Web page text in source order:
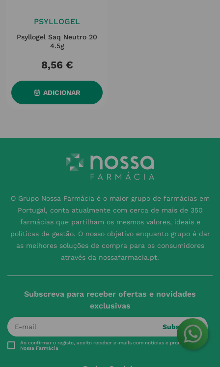
PSYLLOGEL
Psyllogel Saq Neutro 20
4.5g
8,56 €
ADICIONAR
O Grupo Nossa Farmácia é o maior grupo de farmácias em
Portugal, conta atualmente com cerca de mais de 350
farmácias que partilham os mesmos valores, ideais e
políticas de gestão. O nosso objetivo enquanto grupo é dar
as melhores soluções de compra para os consumidores
através da nossafarmacia.pt.
Subscreva para receber ofertas e novidades
exclusivas
Subscrever
Ao confirmar o registo, aceito receber e-mails com notícias e promoções da
Nossa Farmácia